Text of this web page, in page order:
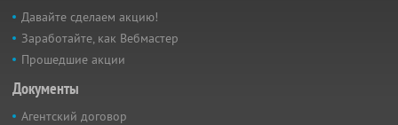
Давайте сделаем акцию!
Заработайте, как Вебмастер
Прошедшие акции
Документы
Агентский договор